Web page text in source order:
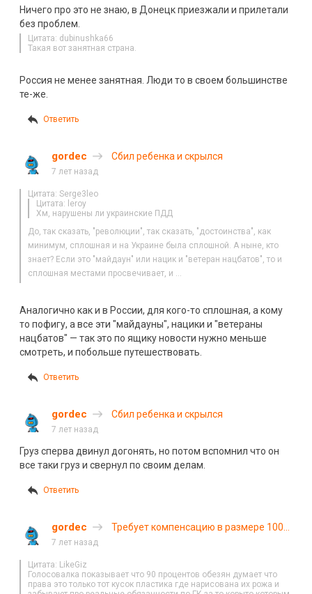
Ничего про это не знаю, в Донецк приезжали и прилетали
без проблем.
Цитата: dubinushka66
Такая вот занятная страна.
Россия не менее занятная. Люди то в своем большинстве
те-же.
Ответить
gordec Сбил ребенка и скрылся
7 лет назад
Цитата: Serge3leo
Цитата: leroy
Хм, нарушены ли украинские ПДД
До, так сказать, "революции", так сказать, "достоинства", как
минимум, сплошная и на Украине была сплошной. А ныне, кто
знает? Если это "майдаун" или нацик и "ветеран нацбатов", то и
сплошная местами просвечивает, и …
Аналогично как и в России, для кого-то сплошная, а кому
то пофигу, а все эти "майдауны", нацики и "ветераны
нацбатов" — так это по ящику новости нужно меньше
смотреть, и побольше путешествовать.
Ответить
gordec Сбил ребенка и скрылся
7 лет назад
Груз сперва двинул догонять, но потом вспомнил что он
все таки груз и свернул по своим делам.
Ответить
gordec
Требует компенсацию в размере 100
7 лет назад
Цитата: LikeGiz
Голосовалка показывает что 90 процентов обезян думает что
права это только тот кусок пластика где нарисована их рожа и